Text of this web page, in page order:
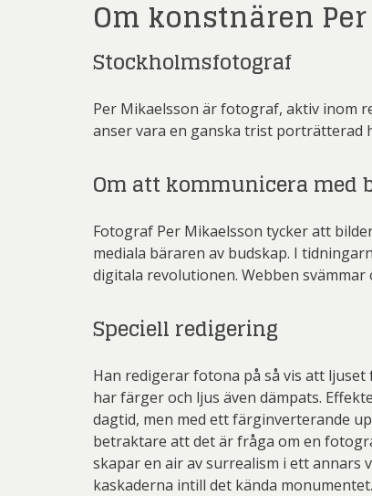
Om konstnären
Stockholmsfotograf
Per Mikaelsson är fotograf, aktiv inom
anser vara en ganska trist porträtterad
Om att kommunicera med
Fotograf Per Mikaelsson tycker att
mediala bäraren av budskap. I
digitala revolutionen. Webben
Speciell redigering
Han redigerar fotona på så vis att
har färger och ljus även dämpats.
dagtid, men med ett färginverterande
betraktare att det är fråga om en
skapar en air av surrealism i ett
kaskaderna intill det kända